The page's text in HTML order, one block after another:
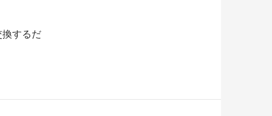
換するだ